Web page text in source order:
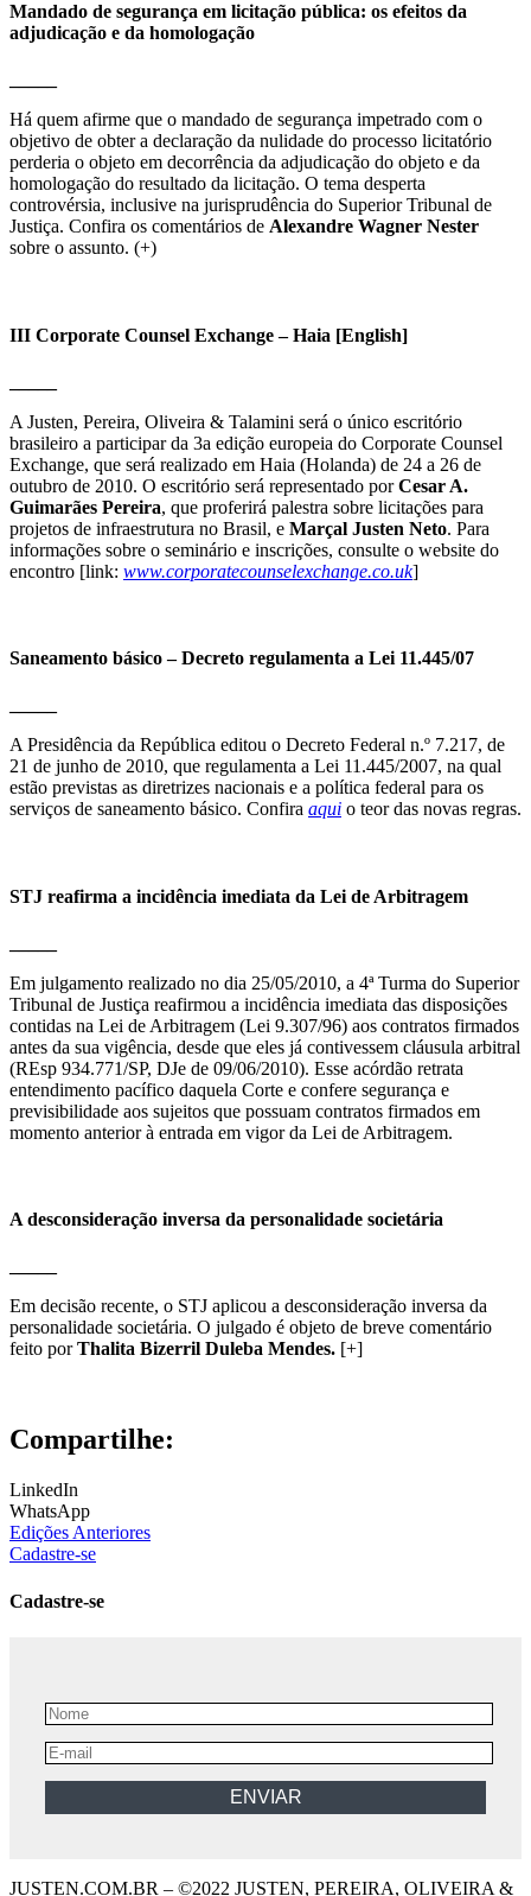
Mandado de segurança em licitação pública: os efeitos da
adjudicação e da homologação
Há quem afirme que o mandado de segurança impetrado com o
objetivo de obter a declaração da nulidade do processo licitatório
perderia o objeto em decorrência da adjudicação do objeto e da
homologação do resultado da licitação. O tema desperta
controvérsia, inclusive na jurisprudência do Superior Tribunal de
Justiça. Confira os comentários de Alexandre Wagner Nester
sobre o assunto. (+)
III Corporate Counsel Exchange – Haia [English]
A Justen, Pereira, Oliveira & Talamini será o único escritório
brasileiro a participar da 3a edição europeia do Corporate Counsel
Exchange, que será realizado em Haia (Holanda) de 24 a 26 de
outubro de 2010. O escritório será representado porCesar A.
Guimarães Pereira, que proferirá palestra sobre licitações para
projetos de infraestrutura no Brasil, e Marçal Justen Neto. Para
informações sobre o seminário e inscrições, consulte o website do
encontro [link: www.corporatecounselexchange.co.uk]
Saneamento básico – Decreto regulamenta a Lei 11.445/07
A Presidência da República editou o Decreto Federal n.º 7.217, de
21 de junho de 2010, que regulamenta a Lei 11.445/2007, na qual
estão previstas as diretrizes nacionais e a política federal para os
serviços de saneamento básico. Confira aqui o teor das novas regras.
STJ reafirma a incidência imediata da Lei de Arbitragem
Em julgamento realizado no dia 25/05/2010, a 4ª Turma do Superior
Tribunal de Justiça reafirmou a incidência imediata das disposições
contidas na Lei de Arbitragem (Lei 9.307/96) aos contratos firmados
antes da sua vigência, desde que eles já contivessem cláusula arbitral
(REsp 934.771/SP, DJe de 09/06/2010). Esse acórdão retrata
entendimento pacífico daquela Corte e confere segurança e
previsibilidade aos sujeitos que possuam contratos firmados em
momento anterior à entrada em vigor da Lei de Arbitragem.
A desconsideração inversa da personalidade societária
Em decisão recente, o STJ aplicou a desconsideração inversa da
personalidade societária. O julgado é objeto de breve comentário
feito porThalita Bizerril Duleba Mendes. [+]
Compartilhe:
LinkedIn
WhatsApp
Edições Anteriores
Cadastre-se
Cadastre-se
JUSTEN.COM.BR – ©2022 JUSTEN, PEREIRA, OLIVEIRA &